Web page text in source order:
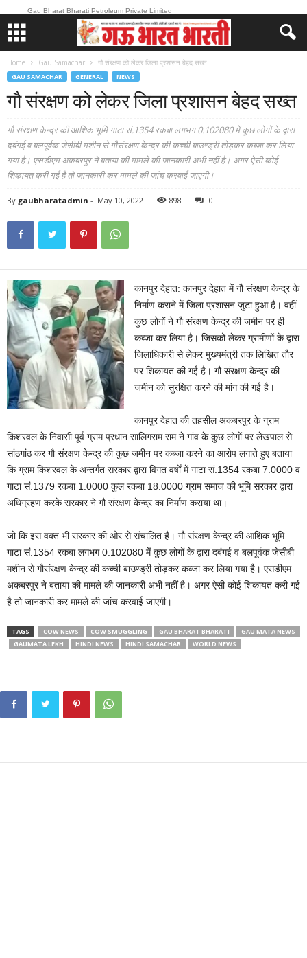
Gau Bharat Bharati Petroleum Private Limited
Home Gau Samachar गौ संरक्षण को लेकर जिला प्रशासन बेहद सख्त
GAU SAMACHAR GENERAL NEWS
गौ संरक्षण को लेकर जिला प्रशासन बेहद सख्त
गौ संरक्षण केन्द्र की आशिक भूमि गाटा सं.1354 रकबा लगभग 0.102080 में कुछ लोगों के द्वारा
दबंगई व बलपूर्वक जेसीबी मशीन से गौसंरक्षण केन्द्र की कच्ची बाउण्ड्री तोड़कर कब्जा कर लिया
गया है। एसडीएम अकबरपुर ने बताया की मामले की जानकारी अभी नहीं है। अगर ऐसी कोई
शिकायत करी गई है तो जानकारी कर मामले की जांच करवाई जाएगी।
By gaubharatadmin - May 10, 2022 898 0
कानपुर देहात: कानपुर देहात में गौ संरक्षण केन्द्र के
निर्माण कराने में जिला प्रशासन जुटा हुआ है। वहीं
कुछ लोगों ने गौ संरक्षण केन्द्र की जमीन पर ही
कब्जा कर लिया है। जिसको लेकर ग्रामीणों के द्वारा
जिलाधिकारी से लेकर मुख्यमंत्री तक लिखित तौर
पर शिकायत की गई है। गौ संरक्षण केन्द्र की
जमीन को सुरक्षित करने की मांग की गई है।
कानपुर देहात की तहसील अकबरपुर के ग्राम
किशरवल के निवासी पूर्व ग्राम प्रधान सालिगराम राम ने गांव के कुछ लोगों पर लेखपाल से
सांठगांठ कर गौ संरक्षण केन्द्र की कुछ जमीन पर कब्जा करने का आरोप लगाते हुए बताया
कि ग्राम किशरवल के अन्तर्गत सरकार द्वारा विगत वर्षों में गाटा सं.1354 रकबा 7.0000 व
गाटा सं.1379 रकबा 1.0000 कुल रकबा 18.0000 ग्राम समाज की भूमि सरकार द्वारा
अधिग्रहण करके सरकार ने गौ संरक्षण केन्द्र का निर्माण कराया था।
जो कि इस वक्त भी सरकार की ओर से संचालित है। गौ संरक्षण केन्द्र की आशिक भूमि
गाटा सं.1354 रकबा लगभग 0.102080 में कुछ लोगों के द्वारा दबंगई व बलपूर्वक जेसीबी
मशीन से गौसंरक्षण केन्द्र की कच्ची बाउण्ड्री तोड़कर कब्जा कर लिया गया है। एसडीएम
अकबरपुर ने बताया की मामले की जानकारी अभी नहीं है। अगर ऐसी कोई शिकायत करी गई
है तो जानकारी कर मामले की जांच करवाई जाएगी।
TAGS COW NEWS COW SMUGGLING GAU BHARAT BHARATI
GAU MATA NEWS
GAUMATA LEKH
HINDI NEWS HINDI SAMACHAR WORLD NEWS